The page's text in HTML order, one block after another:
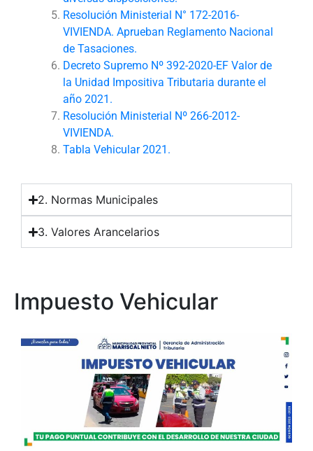
Resolución Ministerial N° 172-2016-
VIVIENDA. Aprueban Reglamento Nacional
de Tasaciones.
Decreto Supremo Nº 392-2020-EF Valor de
la Unidad Impositiva Tributaria durante el
año 2021.
Resolución Ministerial Nº 266-2012-
VIVIENDA.
Tabla Vehicular 2021.
2. Normas Municipales
3. Valores Arancelarios
Impuesto Vehicular